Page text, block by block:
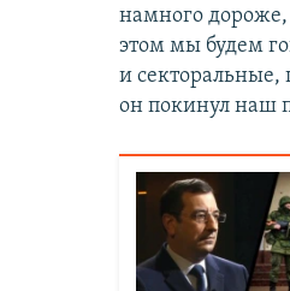
намного дороже,
этом мы будем
и секторальные,
он покинул наш